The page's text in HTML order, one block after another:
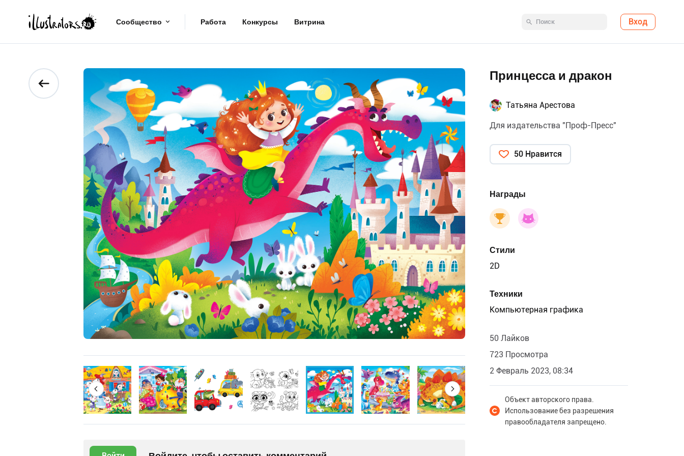
Сообщество Работа Конкурсы Витрина Вход
Принцесса и дракон
Татьяна Арестова
Для издательства "Проф-Пресс"
50 Нравится
Награды
Стили
2D
Техники
Компьютерная графика
50 Лайков
723 Просмотра
2 Февраль 2023, 08:34
Объект авторского права.
Использование без разрешения
правообладателя запрещено.